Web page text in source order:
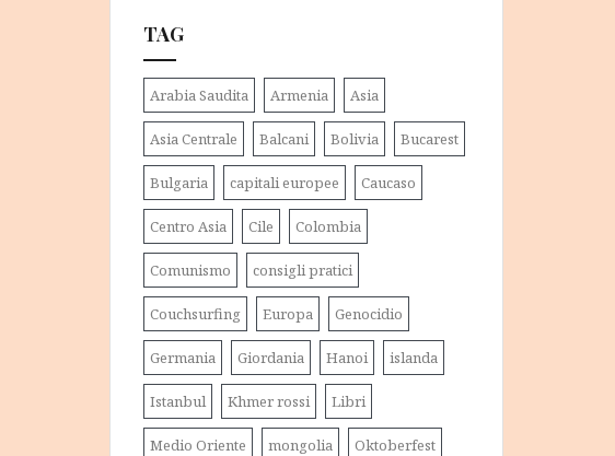
TAG
Arabia Saudita Armenia Asia
Asia Centrale Balcani Bolivia Bucarest
Bulgaria capitali europee Caucaso
Centro Asia Cile Colombia
Comunismo consigli pratici
Couchsurfing Europa Genocidio
Germania Giordania Hanoi islanda
Istanbul Khmer rossi Libri
Medio Oriente mongolia Oktoberfest